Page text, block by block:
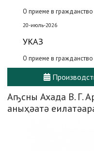
О приеме в
20-июль-2026
УКАЗ
О приеме в
Аҧсны Ахада В. Г.
аныҳәатә